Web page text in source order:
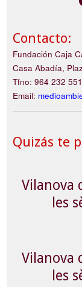
Contacto:
Fundación Caja
Casa Abadía,
Tfno: 964 232 551
Email:
Quizás te
Vilanova
les
Vilanova
les